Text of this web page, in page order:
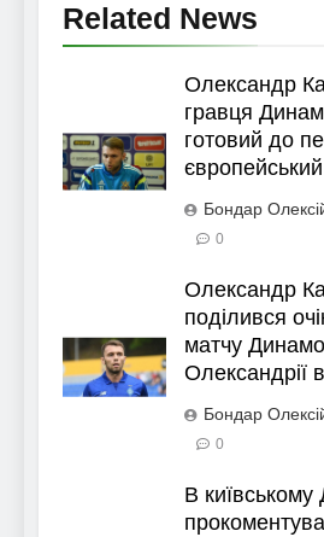
Related News
Олександр
гравця
готовий до
Бондар
0
Олександр
поділився
матчу
Олександрії
Бондар
0
В